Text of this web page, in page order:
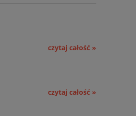
czytaj całość »
czytaj całość »